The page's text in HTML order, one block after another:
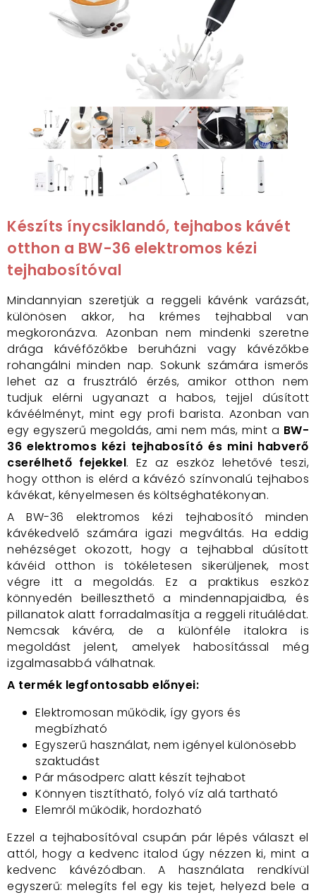
Készíts ínycsiklandó, tejhabos kávét
otthon a BW-36 elektromos kézi
tejhabosítóval
Mindannyian szeretjük a reggeli kávénk varázsát,
különösen akkor, ha krémes tejhabbal van
megkoronázva. Azonban nem mindenki szeretne
drága kávéfőzőkbe beruházni vagy kávézőkbe
rohangálni minden nap. Sokunk számára ismerős
lehet az a frusztráló érzés, amikor otthon nem
tudjuk elérni ugyanazt a habos, tejjel dúsított
kávéélményt, mint egy profi barista. Azonban van
egy egyszerű megoldás, ami nem más, mint a BW-
36 elektromos kézi tejhabosító és mini habverő
cserélhető fejekkel. Ez az eszköz lehetővé teszi,
hogy otthon is elérd a kávézó színvonalú tejhabos
kávékat, kényelmesen és költséghatékonyan.
A BW-36 elektromos kézi tejhabosító minden
kávékedvelő számára igazi megváltás. Ha eddig
nehézséget okozott, hogy a tejhabbal dúsított
kávéid otthon is tökéletesen sikerüljenek, most
végre itt a megoldás. Ez a praktikus eszköz
könnyedén beilleszthető a mindennapjaidba, és
pillanatok alatt forradalmasítja a reggeli rituálédat.
Nemcsak kávéra, de a különféle italokra is
megoldást jelent, amelyek habosítással még
izgalmasabbá válhatnak.
A termék legfontosabb előnyei:
Elektromosan működik, így gyors és
megbízható
Egyszerű használat, nem igényel különösebb
szaktudást
Pár másodperc alatt készít tejhabot
Könnyen tisztítható, folyó víz alá tartható
Elemről működik, hordozható
Ezzel a tejhabosítóval csupán pár lépés választ el
attól, hogy a kedvenc italod úgy nézzen ki, mint a
kedvenc kávézódban. A használata rendkívül
egyszerű: melegíts fel egy kis tejet, helyezd bele a